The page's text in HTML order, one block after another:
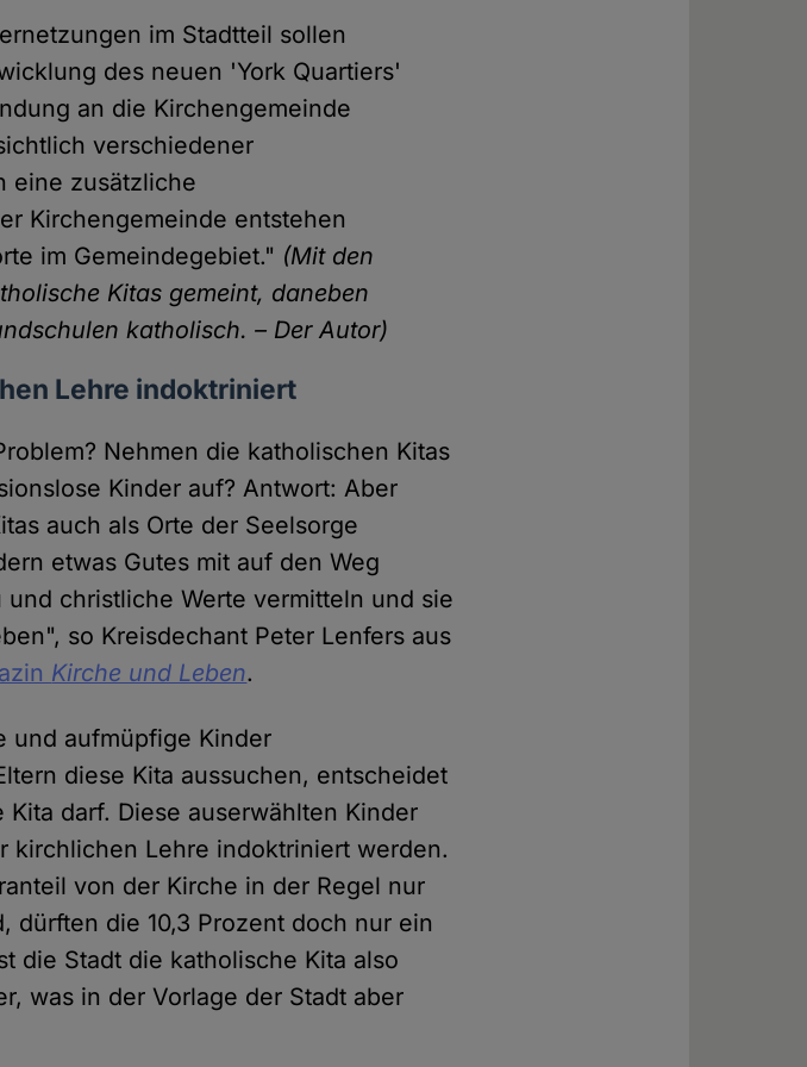
im Stadtteil sollen
des neuen 'York Quartiers'
an die Kirchengemeinde
verschiedener
eine zusätzliche
Kirchengemeinde entstehen
im Gemeindegebiet." (Mit den
Kitas gemeint, daneben
katholisch. – Der Autor)
Lehre indoktriniert
Nehmen die katholischen Kitas
Kinder auf? Antwort: Aber
auch als Orte der Seelsorge
etwas Gutes mit auf den Weg
christliche Werte vermitteln und sie
so Kreisdechant Peter Lenfers aus
Kirche und Leben.
und aufmüpfige Kinder
diese Kita aussuchen, entscheidet
darf. Diese auserwählten Kinder
kirchlichen Lehre indoktriniert werden.
von der Kirche in der Regel nur
die 10,3 Prozent doch nur ein
die Stadt die katholische Kita also
was in der Vorlage der Stadt aber